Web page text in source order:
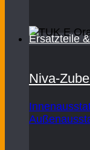
Ersatzteile
Niva-